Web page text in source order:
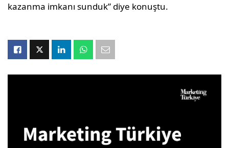
kazanma imkanı sunduk” diye konuştu.